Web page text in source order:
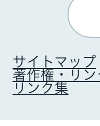
サイトマップ
著作権・リン
リンク集